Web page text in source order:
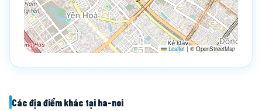
Leaflet | © OpenStreetMap
Các địa điểm khác tại ha-noi